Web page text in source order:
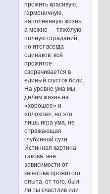
прожить красивую,
гармоничную,
наполненную жизнь,
а можно — тяжёлую,
полную страданий,
но итог всегда
одинаков: всё
прожитое
сворачивается в
единый сгусток боли.
На уровне ума мы
делим жизнь на
«хорошее» и
«плохое», но это
лишь игра ума, не
отражающая
глубинной сути.
Истинная картина
такова: вне
зависимости от
качества прожитого
опыта, от того, был
ли ты счастлив или